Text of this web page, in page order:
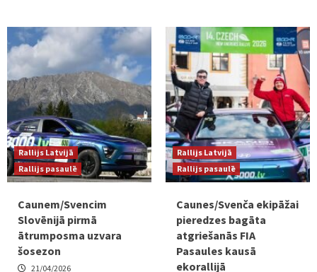
Rallijs Latvijā
Rallijs pasaulē
Caunem/Svencim
Slovēnijā pirmā
ātrumposma uzvara
šosezon
21/04/2026
Rallijs Latvijā
Rallijs pasaulē
Caunes/Svenča ekipāžai
pieredzes bagāta
atgriešanās FIA
Pasaules kausā
ekorallijā